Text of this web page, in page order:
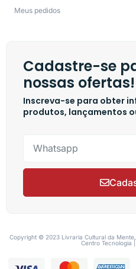
Meus pedidos
Cadastre-se
nossas ofertas!
Inscreva-se para obter
produtos, lançamentos
Copyright © 2023 Livraria Cultural da
Centro Tecnologia |